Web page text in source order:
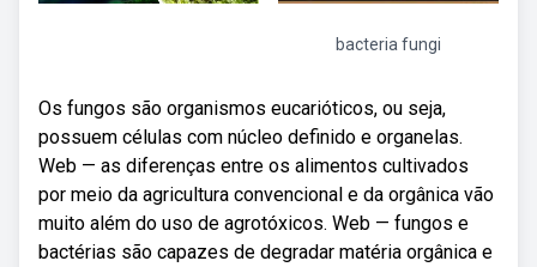
bacteria fungi
Os fungos são organismos eucarióticos, ou seja,
possuem células com núcleo definido e organelas.
Web — as diferenças entre os alimentos cultivados
por meio da agricultura convencional e da orgânica vão
muito além do uso de agrotóxicos. Web — fungos e
bactérias são capazes de degradar matéria orgânica e